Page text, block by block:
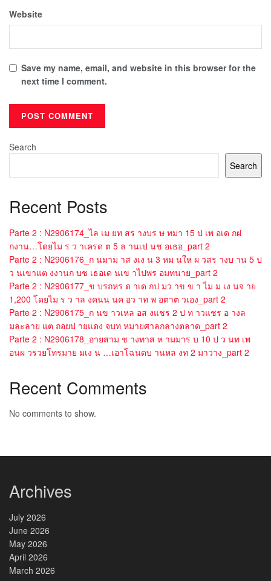
Website
Save my name, email, and website in this browser for the
next time I comment.
Search
Search
Recent Posts
Parte 2 : N2906174_ไล เม ยท สร างบร ษ ทมา 15 ป เพ อเด กฝ
กงาน…โดยไม ร ว าเครด ต 5 ล านเป นช อเธอ_part 2
Parte 2 : N2906176_ก นมาม าส งเง น 3 หม นให ผ วสร างบ าน 5 ป
ว นเขาแต งงานก บช เธอเด นเข าไปพร อมทนาย_part 2
Parte 2 : N2906177_ข บรถหร ด าเด กป มว าข ข า ไม ม เง นจ าย
1,200 โดยไม ร ว าล งคนน นค อว าท พ อตาต วเอง_part 2
Parte 2 : N2906175_ก นข าวเหล อส งแชร 2 ป ท าวแชร อ างล
มละลาย แต ถอยป ายแดง จบท หมายศาลกลางตลาด_part 2
Parte 2 : N2906178_อายสาม ช างทาส ห ามมาร บ 10 ป ว นท เพ
อนผ วรวยโทรมาย มเง น …เอาโฉนดบ านหล งท 2 มาวาง_part 2
Recent Comments
No comments to show.
Archives
July 2026
June 2026
May 2026
April 2026
March 2026